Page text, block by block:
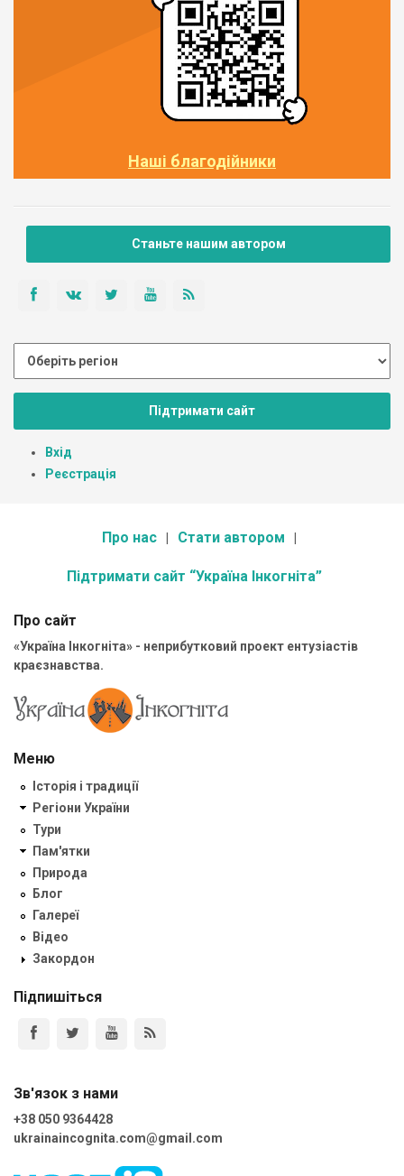
Наші благодійники
Станьте нашим автором
Підтримати сайт
Вхід
Реєстрація
Про нас Стати автором
Підтримати сайт “Україна Інкогніта”
Про сайт
«Україна Інкогніта» - неприбутковий проект ентузіастів
краєзнавства.
Меню
Історія і традиції
Регіони України
Тури
Пам'ятки
Природа
Блог
Галереї
Відео
Закордон
Підпишіться
Зв'язок з нами
+38 050 9364428
ukrainaincognita.com@gmail.com